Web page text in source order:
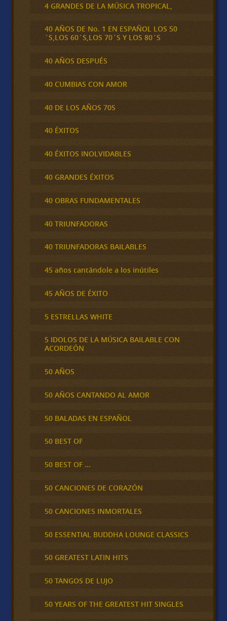
4 GRANDES DE LA MÚSICA TROPICAL,
40 AÑOS DE No. 1 EN ESPAÑOL LOS 50
´S,LOS 60´S,LOS 70´S Y LOS 80´S
40 AÑOS DESPUÉS
40 CUMBIAS CON AMOR
40 DE LOS AÑOS 70S
40 ÉXITOS
40 ÉXITOS INOLVIDABLES
40 GRANDES ÉXITOS
40 OBRAS FUNDAMENTALES
40 TRIUNFADORAS
40 TRIUNFADORAS BAILABLES
45 años cantándole a los inútiles
45 AÑOS DE ÉXITO
5 ESTRELLAS WHITE
5 IDOLOS DE LA MÚSICA BAILABLE CON
ACORDEÓN
50 AÑOS
50 AÑOS CANTANDO AL AMOR
50 BALADAS EN ESPAÑOL
50 BEST OF
50 BEST OF …
50 CANCIONES DE CORAZÓN
50 CANCIONES INMORTALES
50 ESSENTIAL BUDDHA LOUNGE CLASSICS
50 GREATEST LATIN HITS
50 TANGOS DE LUJO
50 YEARS OF THE GREATEST HIT SINGLES